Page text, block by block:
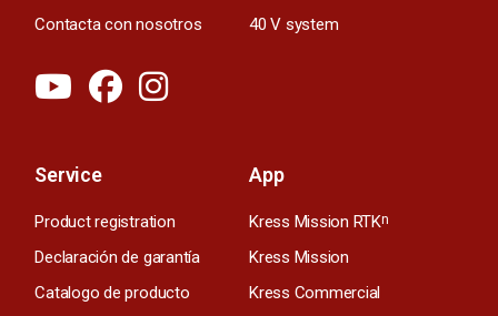
Contacta con nosotros
40 V system
Service
Product registration
Declaración de garantía
Catalogo de producto
App
Kress Mission RTKn
Kress Mission
Kress Commercial